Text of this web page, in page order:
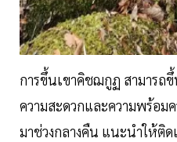
การขึ้นเขาคิชฌกูฏ สามารถ
ความสะดวกและความพร้อม
มาช่วงกลางคืน แนะนำให้ติ